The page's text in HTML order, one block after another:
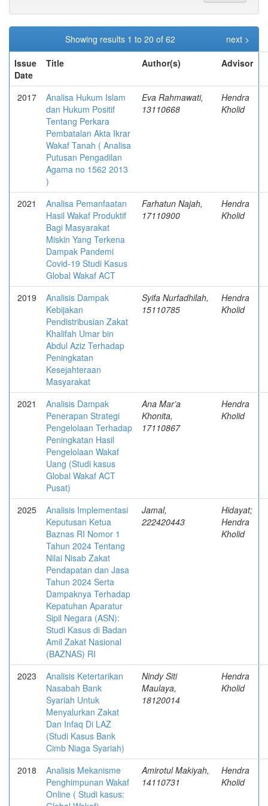
Showing results 1 to 20 of 62
next >
Issue
Date
Title Author(s) Advisor
2017
Analisa Hukum Islam
dan Hukum Positif
Tentang Perkara
Pembatalan Akta Ikrar
Wakaf Tanah ( Analisa
Putusan Pengadilan
Agama no 1562 2013
)
Eva Rahmawati,
13110668
Hendra
Kholid
2021
Analisa Pemanfaatan
Hasil Wakaf Produktif
Bagi Masyarakat
Miskin Yang Terkena
Dampak Pandemi
Covid-19 Studi Kasus
Global Wakaf ACT
Farhatun Najah,
17110900
Hendra
Kholid
2019
Analisis Dampak
Kebijakan
Pendistribusian Zakat
Khalifah Umar bin
Abdul Aziz Terhadap
Peningkatan
Kesejahteraan
Masyarakat
Syifa Nurfadhilah,
15110785
Hendra
Kholid
2021
Analisis Dampak
Penerapan Strategi
Pengelolaan Terhadap
Peningkatan Hasil
Pengelolaan Wakaf
Uang (Studi kasus
Global Wakaf ACT
Pusat)
Ana Mar’a
Khonita,
17110867
Hendra
Kholid
2025
Analisis Implementasi
Keputusan Ketua
Baznas RI Nomor 1
Tahun 2024 Tentang
Nilai Nisab Zakat
Pendapatan dan Jasa
Tahun 2024 Serta
Dampaknya Terhadap
Kepatuhan Aparatur
Sipil Negara (ASN):
Studi Kasus di Badan
Amil Zakat Nasional
(BAZNAS) RI
Jamal,
222420443
Hidayat;
Hendra
Kholid
2023
Analisis Ketertarikan
Nasabah Bank
Syariah Untuk
Menyalurkan Zakat
Dan Infaq Di LAZ
(Studi Kasus Bank
Cimb Niaga Syariah)
Nindy Siti
Maulaya,
18120014
Hendra
Kholid
2018
Analisis Mekanisme
Penghimpunan Wakaf
Online ( Studi kasus:
Amirotul Makiyah,
14110731
Hendra
Kholid